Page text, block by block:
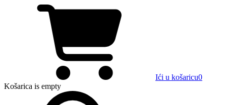
Ići u košaricu0
Košarica is empty